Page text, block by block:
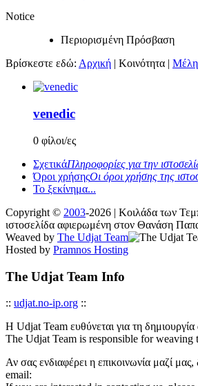
Notice
Περιορισμένη Πρόσβαση
Βρίσκεστε εδώ: Αρχική | Κοινότητα | Μέλη
venedic
0 φίλοι/ες
ΣχετικάΠληροφορίες για την
Όροι χρήσηςΟι όροι χρήσης της
Το ξεκίνημα...
Copyright © 2003-2026 | Κοιλάδα των
ιστοσελίδα αφιερωμένη στον Θανάση
Weaved by The Udjat Team
Hosted by Pramnos Hosting
The Udjat Team Info
:: udjat.no-ip.org ::
Η Udjat Team ευθύνεται για τη δημιουργία
The Udjat Team is responsible for weaving
Αν σας ενδιαφέρει η επικοινωνία μαζί
email: